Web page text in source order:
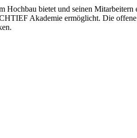
bietet und seinen
Akademie ermöglicht. Die